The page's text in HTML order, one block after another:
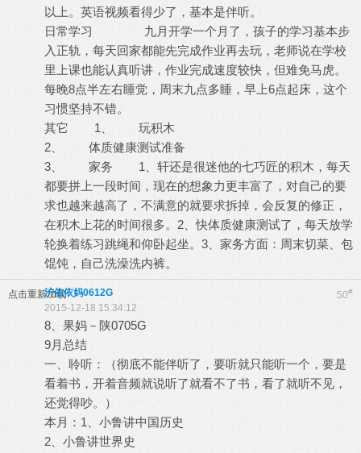
以上。英语视频看得少了，基本是伴听。
日常学习 九月开学一个月了，孩子的学习基本步
入正轨，每天回家都能先完成作业再去玩，老师说在学校
里上课也能认真听讲，作业完成速度较快，但难免马虎。
每晚8点半左右睡觉，周末九点多睡，早上6点起床，这个
习惯坚持不错。
其它 1、 玩积木
2、 体质健康测试准备
3、 家务 1、轩还是很迷他的七巧匠的积木，每天
都要拼上一段时间，现在的想象力更丰富了，对自己的要
求也越来越高了，不满意的就要求拆掉，会反复的修正，
在积木上花的时间很多。2、快体质健康测试了，每天放学
轮换着练习跳绳和仰卧起坐。3、家务方面：周末切菜、包
馄饨，自己洗澡洗内裤。
点击重新加载 50#
沪依依妈0612G
2015-12-18 15:34:12
8、果妈－陕0705G
9月总结
一、聆听：（彻底不能伴听了，要听就只能听一个，要是
看着书，开着音频就说听了就看不了书，看了就听不见，
还觉得吵。）
本月：1、小鲁讲中国历史
2、小鲁讲世界史